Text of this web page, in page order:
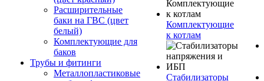
Расширительные
баки на ГВС (цвет
белый)
Комплектующие для
баков
Трубы и фитинги
Металлопластиковые
Комплектующие
к котлам
Стабилизаторы